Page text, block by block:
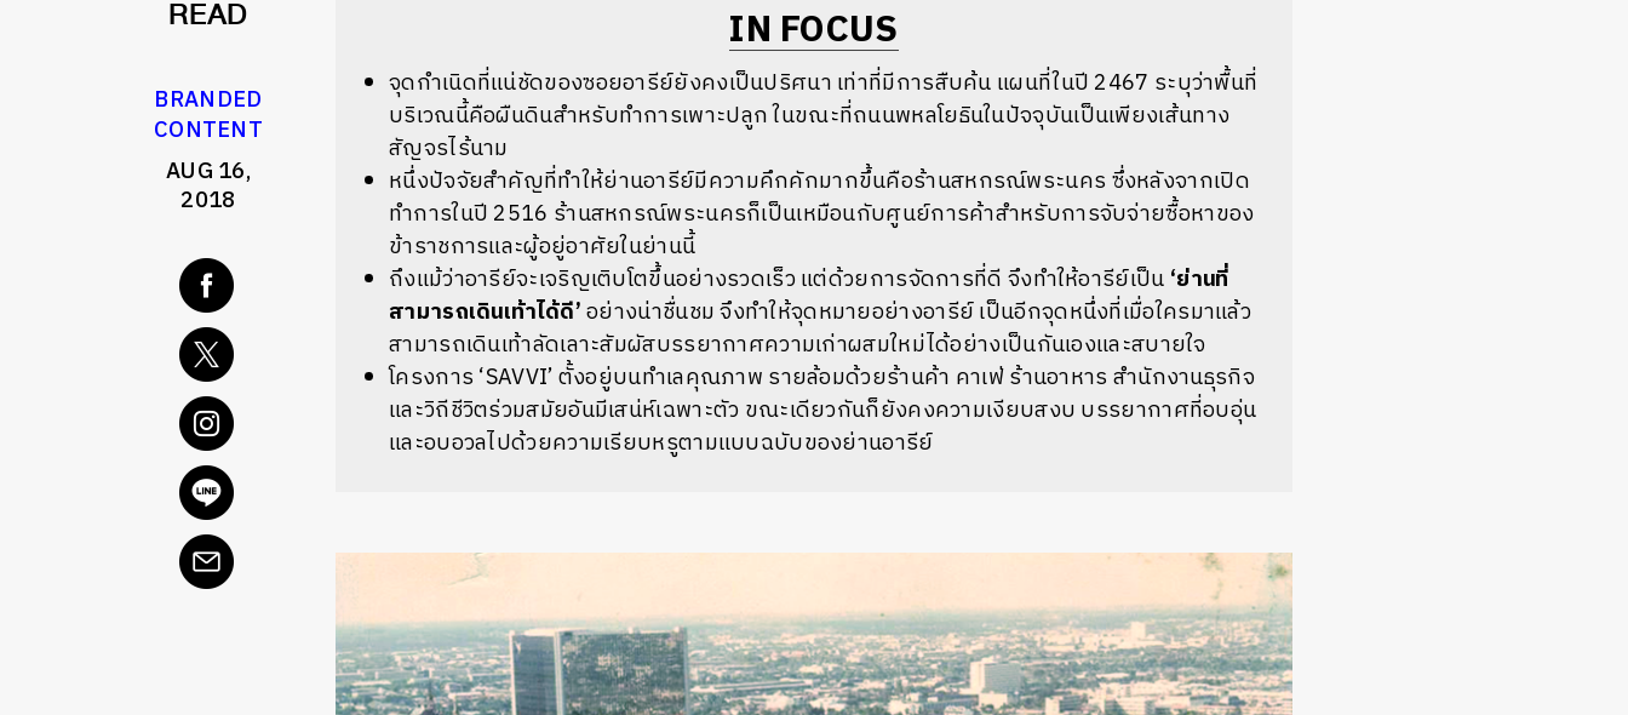
READ
BRANDED
CONTENT
AUG 16,
2018
IN FOCUS
จุดกำเนิดที่แน่ชัดของซอยอารีย์ยังคงเป็นปริศนา เท่าที่มีการสืบค้น แผนที่ในปี 2467 ระบุว่าพื้นที่
บริเวณนี้คือผืนดินสำหรับทำการเพาะปลูก ในขณะที่ถนนพหลโยธินในปัจจุบันเป็นเพียงเส้นทาง
สัญจรไร้นาม
หนึ่งปัจจัยสำคัญที่ทำให้ย่านอารีย์มีความคึกคักมากขึ้นคือร้านสหกรณ์พระนคร ซึ่งหลังจากเปิด
ทำการในปี 2516 ร้านสหกรณ์พระนครก็เป็นเหมือนกับศูนย์การค้าสำหรับการจับจ่ายซื้อหาของ
ข้าราชการและผู้อยู่อาศัยในย่านนี้
ถึงแม้ว่าอารีย์จะเจริญเติบโตขึ้นอย่างรวดเร็ว แต่ด้วยการจัดการที่ดี จึงทำให้อารีย์เป็น ‘ย่านที่
สามารถเดินเท้าได้ดี’อย่างน่าชื่นชม จึงทำให้จุดหมายอย่างอารีย์ เป็นอีกจุดหนึ่งที่เมื่อใครมาแล้ว
สามารถเดินเท้าลัดเลาะสัมผัสบรรยากาศความเก่าผสมใหม่ได้อย่างเป็นกันเองและสบายใจ
โครงการ ‘SAVVI’ ตั้งอยู่บนทำเลคุณภาพ รายล้อมด้วยร้านค้า คาเฟ่ ร้านอาหาร สำนักงานธุรกิจ
และวิถีชีวิตร่วมสมัยอันมีเสน่ห์เฉพาะตัว ขณะเดียวกันก็ยังคงความเงียบสงบ บรรยากาศที่อบอุ่น
และอบอวลไปด้วยความเรียบหรูตามแบบฉบับของย่านอารีย์